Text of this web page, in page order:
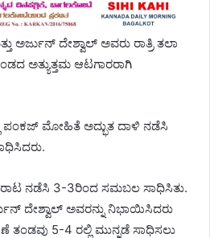
ದೇಶ್ವಾಲ್ ಅವರು ರಾತ್ರಿ ತಲಾ
ಅತ್ಯುತ್ತಮ ಆಟಗಾರರಾಗಿ
ಮೋಹಿತೆ ಅದ್ಭುತ ದಾಳಿ ನಡೆಸಿ
ನಡೆಸಿ 3-3ರಿಂದ ಸಮಬಲ ಸಾಧಿಸಿತು.
ದೇಶ್ವಾಲ್ ಅವರನ್ನು ನಿಭಾಯಿಸಿದರು
ತಂಡವು 5-4 ರಲ್ಲಿ ಮುನ್ನಡೆ ಸಾಧಿಸಲು